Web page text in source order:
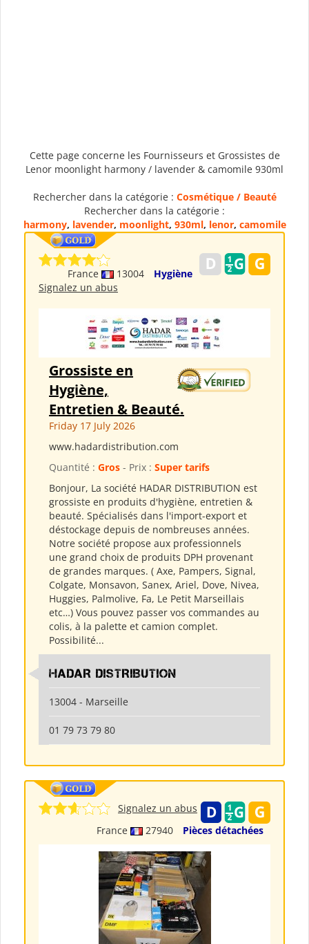
Cette page concerne les Fournisseurs et Grossistes de
Lenor moonlight harmony / lavender & camomile 930ml
Rechercher dans la catégorie : Cosmétique / Beauté
Rechercher dans la catégorie :
harmony, lavender, moonlight, 930ml, lenor, camomile
France 13004
Hygiène
Signalez un abus
Grossiste en
Hygiène,
Entretien & Beauté.
Friday 17 July 2026
www.hadardistribution.com
Quantité : Gros - Prix : Super tarifs
Bonjour, La société HADAR DISTRIBUTION est
grossiste en produits d'hygiène, entretien &
beauté. Spécialisés dans l'import-export et
déstockage depuis de nombreuses années.
Notre société propose aux professionnels
une grand choix de produits DPH provenant
de grandes marques. ( Axe, Pampers, Signal,
Colgate, Monsavon, Sanex, Ariel, Dove, Nivea,
Huggies, Palmolive, Fa, Le Petit Marseillais
etc…) Vous pouvez passer vos commandes au
colis, à la palette et camion complet.
Possibilité...
HADAR DISTRIBUTION
13004 - Marseille
01 79 73 79 80
France 27940 Pièces détachées
Signalez un abus